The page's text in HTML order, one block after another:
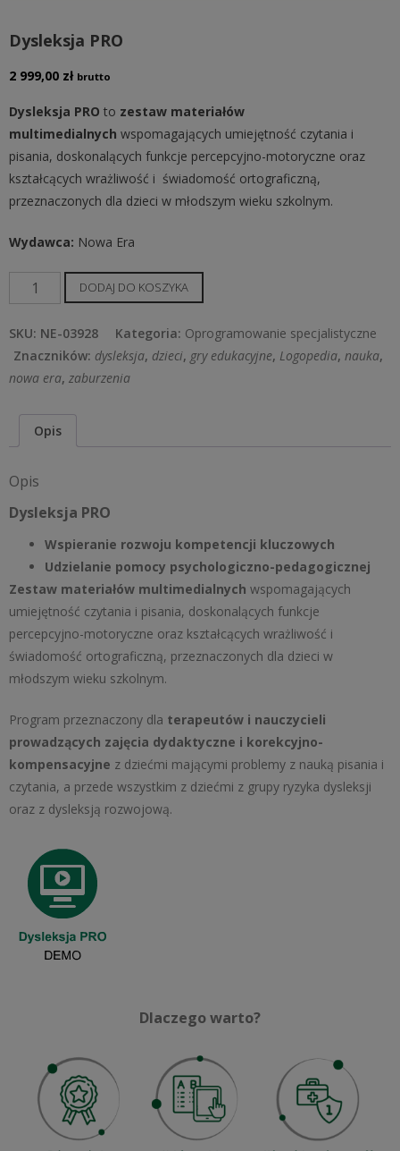
Dysleksja PRO
2 999,00 zł brutto
Dysleksja PRO to zestaw materiałów
multimedialnych wspomagających umiejętność czytania i
pisania, doskonalących funkcje percepcyjno-motoryczne oraz
kształcących wrażliwość i świadomość ortograficzną,
przeznaczonych dla dzieci w młodszym wieku szkolnym.
Wydawca: Nowa Era
ilość
Dysleksja
PRO
DODAJ DO KOSZYKA
SKU: NE-03928 Kategoria: Oprogramowanie specjalistyczne
Znaczników: dysleksja, dzieci, gry edukacyjne, Logopedia, nauka,
nowa era, zaburzenia
Opis
Opis
Dysleksja PRO
Wspieranie rozwoju kompetencji kluczowych
Udzielanie pomocy psychologiczno-pedagogicznej
Zestaw materiałów multimedialnych wspomagających
umiejętność czytania i pisania, doskonalących funkcje
percepcyjno-motoryczne oraz kształcących wrażliwość i
świadomość ortograficzną, przeznaczonych dla dzieci w
młodszym wieku szkolnym.
Program przeznaczony dla terapeutów i nauczycieli
prowadzących zajęcia dydaktyczne i korekcyjno-
kompensacyjne z dziećmi mającymi problemy z nauką pisania i
czytania, a przede wszystkim z dziećmi z grupy ryzyka dysleksji
oraz z dysleksją rozwojową.
Dlaczego warto?